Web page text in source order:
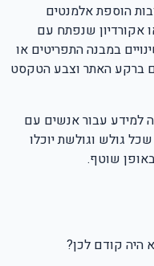
הוספת אלמנטים
אקורדיון שנפתח עם
במבנה התפריטים או
ברקע האתר וצבע הטקסט
למידע עבור אנשים עם
גולש וגולשת יוכלו
שוטף.
היה קודם לכן?